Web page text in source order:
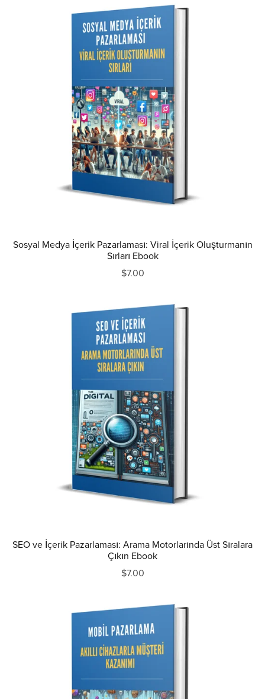
Sosyal Medya İçerik Pazarlaması: Viral İçerik Oluşturmanın
Sırları Ebook
$7.00
SEO ve İçerik Pazarlaması: Arama Motorlarında Üst Sıralara
Çıkın Ebook
$7.00